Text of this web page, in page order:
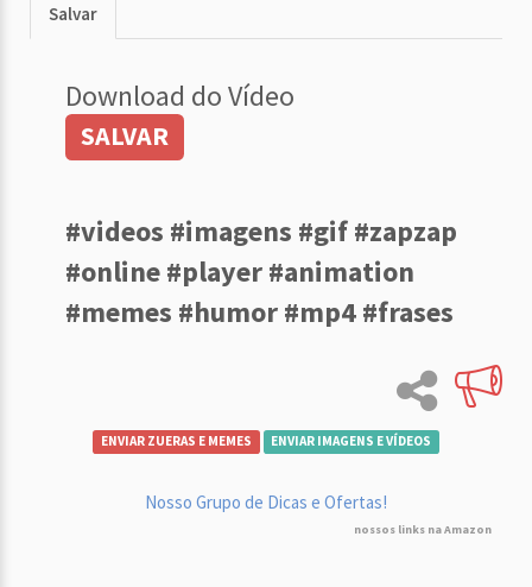
Salvar
Download do Vídeo
SALVAR
#videos #imagens #gif #zapzap
#online #player #animation
#memes #humor #mp4 #frases
ENVIAR ZUERAS E MEMES ENVIAR IMAGENS E VÍDEOS
Nosso Grupo de Dicas e Ofertas!
nossos links na Amazon